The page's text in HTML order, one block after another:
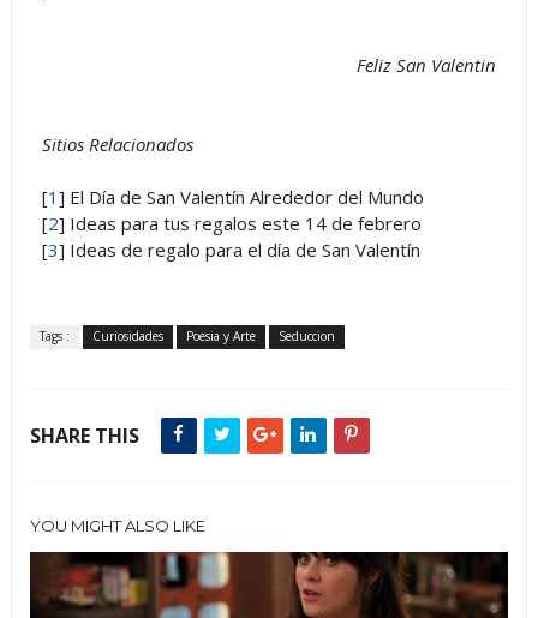
Feliz San Valentin
Sitios Relacionados
[1 ] El Día de San Valentín Alrededor del Mundo
[2] Ideas para tus regalos este 14 de febrero
[3] Ideas de regalo para el día de San Valentín
Tags : Curiosidades Poesia y Arte Seduccion
SHARE THIS
YOU MIGHT ALSO LIKE